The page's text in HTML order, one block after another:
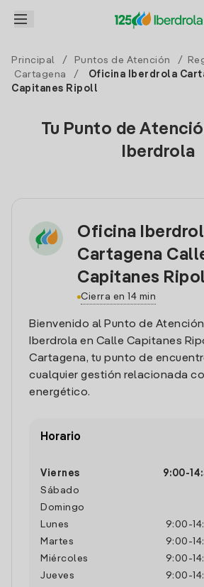
Principal / Puntos de Atención /
Cartagena
/
Oficina Iberdrola
Capitanes Ripoll
Tu Punto de
Iberdrola
Oficina
Cartagena
Capitanes
Cierra en 14 min
Bienvenido al Punto de
Iberdrola en Calle Capitanes
Cartagena, tu punto de
cualquier gestión relacionada
energético.
Horario
Viernes 9:00-
Sábado
Domingo
Lunes
9:00 -
Martes
9:00 -
Miércoles
9:00 -
Jueves
9:00 -